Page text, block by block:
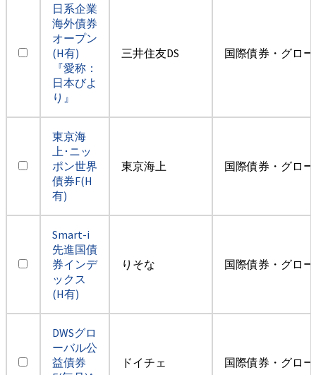
日系企業
海外債券
オープン
(H有)
『愛称：
日本びよ
り』
三井住友DS 国際債券・グロ
東京海
上･ニッ
ポン世界
債券F(H
有)
東京海上 国際債券・グロ
Smart-i
先進国債
券インデ
ックス
(H有)
りそな 国際債券・グロ
DWSグロ
ーバル公
益債券
ドイチェ 国際債券・グロ